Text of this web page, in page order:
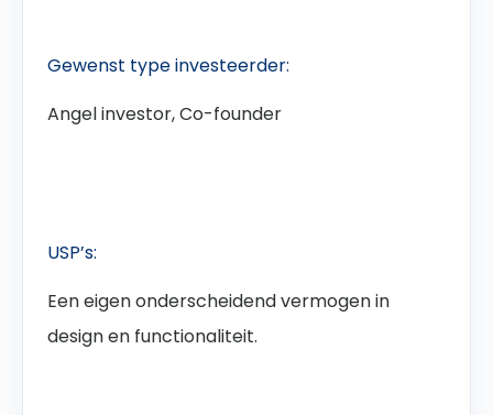
Gewenst type investeerder:
Angel investor, Co-founder
USP’s:
Een eigen onderscheidend vermogen in
design en functionaliteit.